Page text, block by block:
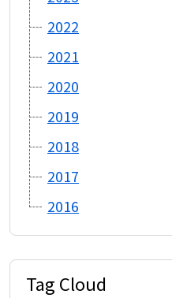
2022
2021
2020
2019
2018
2017
2016
Tag Cloud